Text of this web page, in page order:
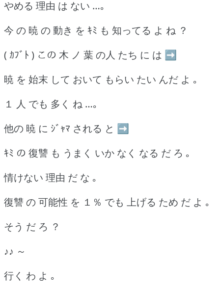
やめる 理由 は ない …｡
今 の 暁 の 動き を ｷﾐ も 知ってる よ ね ？
( ｶﾌﾞﾄ ) この 木 ノ 葉 の人 たち に は ➡
暁 を 始末 して おいて もらい たい んだ よ ｡
１ 人 でも 多く ね …｡
他の 暁 に ｼﾞｬﾏ される と ➡
ｷﾐ の 復讐 も うまく いか なく なる だ ろ ｡
情けない 理由 だ な ｡
復讐 の 可能性 を １％ でも 上げる ため だ よ ｡
そう だ ろ ？
♪♪ ～
行く わ よ ｡